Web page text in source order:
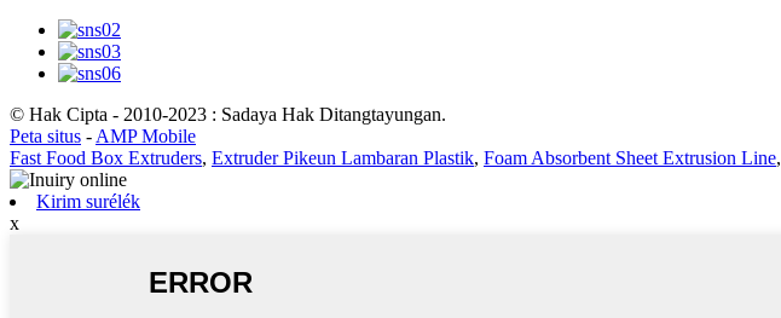
© Hak Cipta - 2010-2023 : Sadaya Hak Ditangtayungan.
Peta situs - AMP Mobile
Fast Food Box Extruders, Extruder Pikeun Lambaran Plastik, Foam Absorbent Sheet Extrusion Line,
Kirim surélék
x